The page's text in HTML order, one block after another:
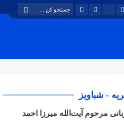
- شباویز
مرحوم آیت‌الله میرزا احمد